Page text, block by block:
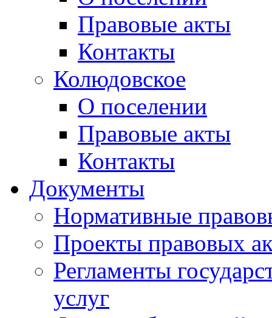
Правовые акты
Контакты
Колюдовское
О поселении
Правовые акты
Контакты
Документы
Нормативные
Проекты правовых
Регламенты
услуг